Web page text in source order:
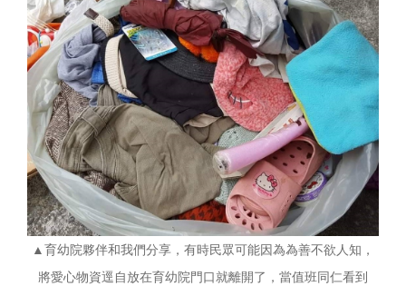
▲育幼院夥伴和我們分享， 有時民眾可能因為為善不欲人知，
將愛心物資逕自放在育幼院門口就離開了，當值班同仁看到